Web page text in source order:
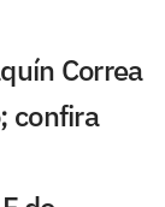
Correa
confira